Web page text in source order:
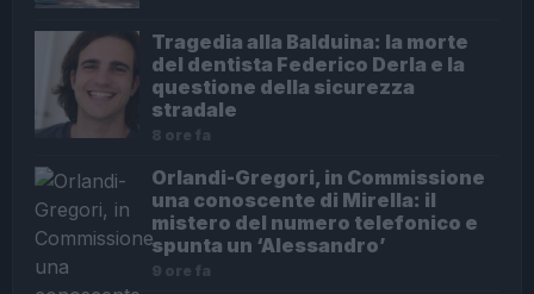
Tragedia alla Balduina: la morte
del dentista Federico Derla e la
questione della sicurezza
stradale
8 ore fa
Orlandi-Gregori, in Commissione
una conoscente di Mirella: il
mistero del numero telefonico e
spunta un ‘Alessandro’
9 ore fa